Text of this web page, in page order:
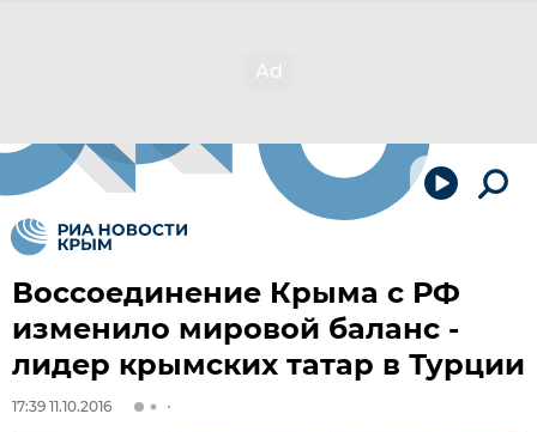
Воссоединение Крыма с РФ
изменило мировой баланс -
лидер крымских татар в Турции
17:39 11.10.2016